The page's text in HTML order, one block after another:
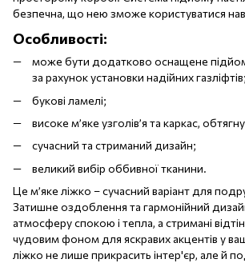
безпечна, що нею зможе користуватися
Особливості:
може бути додатково оснащене
за рахунок установки надійних газліфтів;
букові ламелі;
високе м’яке узголів’я та каркас,
сучасний та стриманий дизайн;
великий вибір оббивної тканини.
Це м’яке ліжко – сучасний варіант для
Затишне оздоблення та гармонійний
атмосферу спокою і тепла, а стримані
чудовим фоном для яскравих акцентів у
ліжко не лише прикрасить інтер'єр, але й